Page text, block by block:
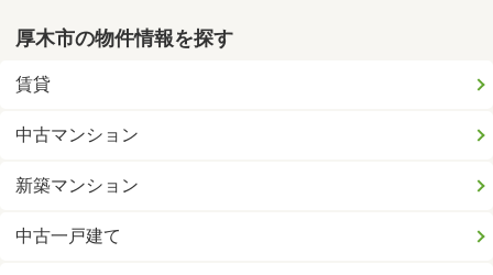
厚木市の物件情報を探す
賃貸
中古マンション
新築マンション
中古一戸建て